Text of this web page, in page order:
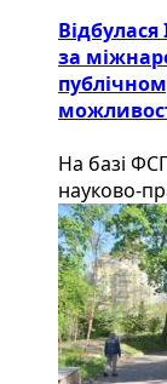
за
На базі
науково-